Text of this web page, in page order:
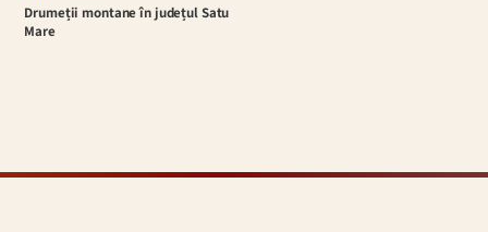
Drumeții montane în județul Satu
Mare